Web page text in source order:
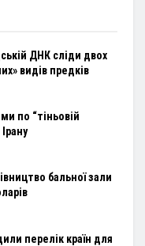
ДНК сліди двох
видів предків
по “тіньовій
бальної зали
перелік країн для